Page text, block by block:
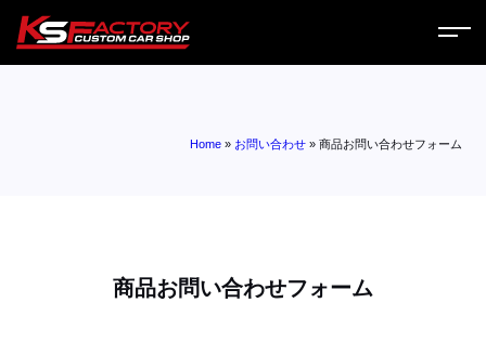
Home » お問い合わせ »商品お問い合わせフォーム
商品お問い合わせフォーム